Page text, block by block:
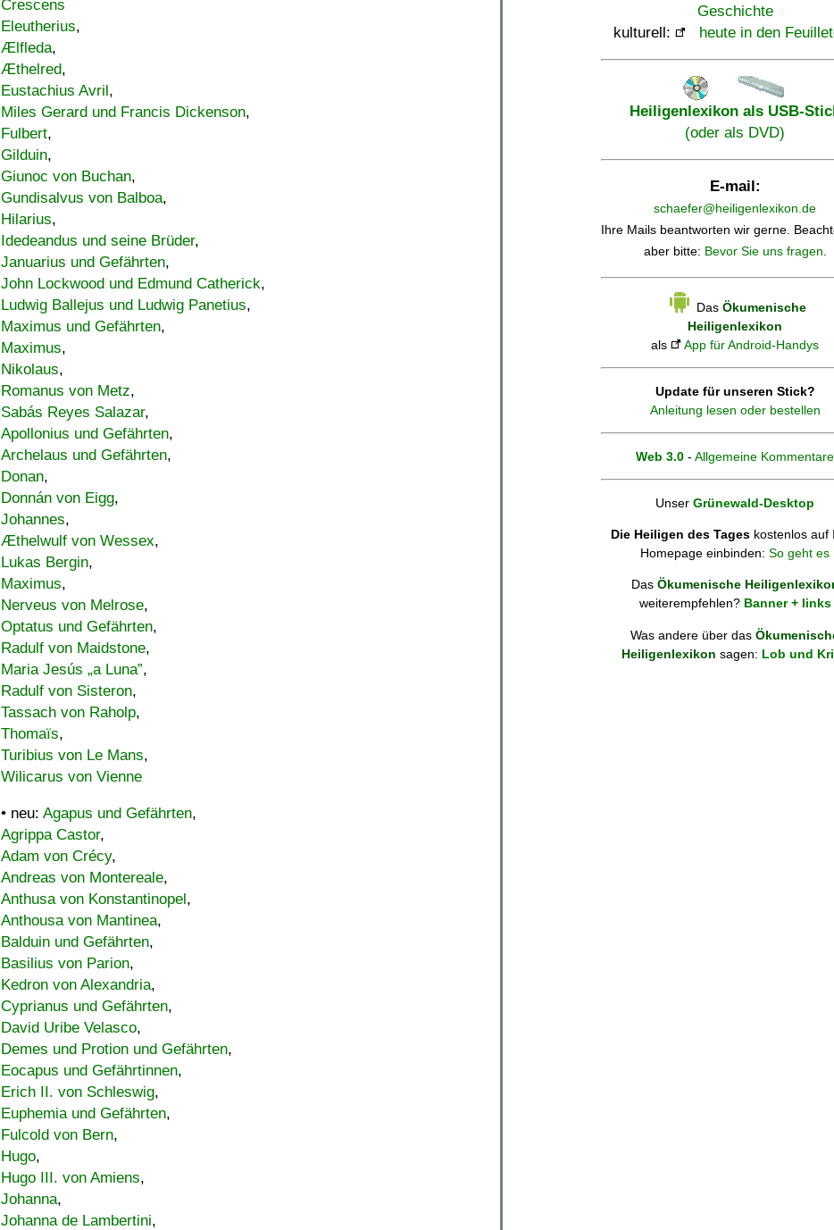
Crescens
Eleutherius,
Ælfleda,
Æthelred,
Eustachius Avril,
Miles Gerard und Francis Dickenson,
Fulbert,
Gilduin,
Giunoc von Buchan,
Gundisalvus von Balboa,
Hilarius,
Idedeandus und seine Brüder,
Januarius und Gefährten,
John Lockwood und Edmund Catherick,
Ludwig Ballejus und Ludwig Panetius,
Maximus und Gefährten,
Maximus,
Nikolaus,
Romanus von Metz,
Sabás Reyes Salazar,
Apollonius und Gefährten,
Archelaus und Gefährten,
Donan,
Donnán von Eigg,
Johannes,
Æthelwulf von Wessex,
Lukas Bergin,
Maximus,
Nerveus von Melrose,
Optatus und Gefährten,
Radulf von Maidstone,
Maria Jesús „a Luna”,
Radulf von Sisteron,
Tassach von Raholp,
Thomaïs,
Turibius von Le Mans,
Wilicarus von Vienne
• neu: Agapus und Gefährten,
Agrippa Castor,
Adam von Crécy,
Andreas von Montereale,
Anthusa von Konstantinopel,
Anthousa von Mantinea,
Balduin und Gefährten,
Basilius von Parion,
Kedron von Alexandria,
Cyprianus und Gefährten,
David Uribe Velasco,
Demes und Protion und Gefährten,
Eocapus und Gefährtinnen,
Erich II. von Schleswig,
Euphemia und Gefährten,
Fulcold von Bern,
Hugo,
Hugo III. von Amiens,
Johanna,
Johanna de Lambertini,
Geschichte
kulturell:
heute in den
Heiligenlexikon als USB-
(oder als DVD)
E-mail:
schaefer@heiligenlexikon.de
Ihre Mails beantworten wir gerne.
aber bitte: Bevor Sie uns fragen.
Das Ökumenische
Heiligenlexikon
als
App für Android-Handys
Update für unseren Stick?
Anleitung lesen oder bestellen
Web 3.0 - Allgemeine Kommentare
Unser Grünewald-Desktop
Die Heiligen des Tages kostenlos auf
Homepage einbinden: So geht es
Das Ökumenische
weiterempfehlen? Banner + links
Was andere über das
Heiligenlexikon sagen: Lob und